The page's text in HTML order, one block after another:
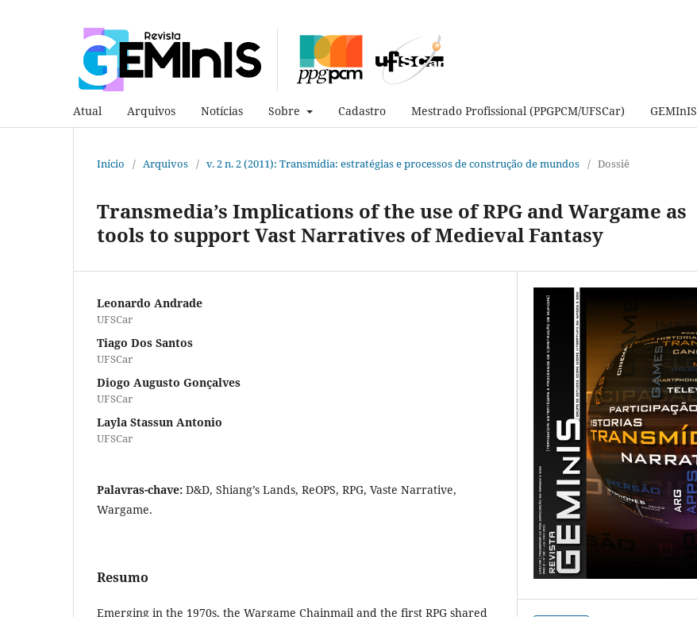
Atual Arquivos Notícias Sobre Cadastro Mestrado Profissional (PPGPCM/UFSCar) GEMInIS
Início / Arquivos / v. 2 n. 2 (2011): Transmídia: estratégias e processos de construção de mundos / Dossiê
Transmedia’s Implications of the use of RPG and Wargame as
tools to support Vast Narratives of Medieval Fantasy
Leonardo Andrade
UFSCar
Tiago Dos Santos
UFSCar
Diogo Augusto Gonçalves
UFSCar
Layla Stassun Antonio
UFSCar
Palavras-chave: D&D, Shiang’s Lands, ReOPS, RPG, Vaste Narrative,
Wargame.
Resumo
Emerging in the 1970s, the Wargame Chainmail and the first RPG shared